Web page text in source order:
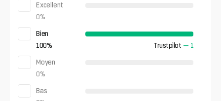
Excellent
0%
Bien
100% Trustpilot — 1
Moyen
0%
Bas